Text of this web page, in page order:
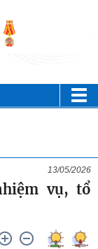
13/05/2026
vụ, tổ